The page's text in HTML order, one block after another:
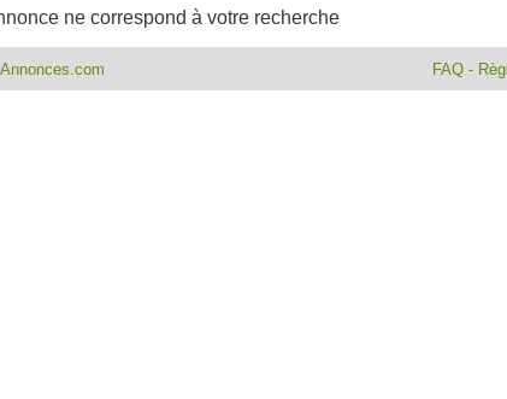
ne correspond à votre recherche
FAQ -
Annonces.com